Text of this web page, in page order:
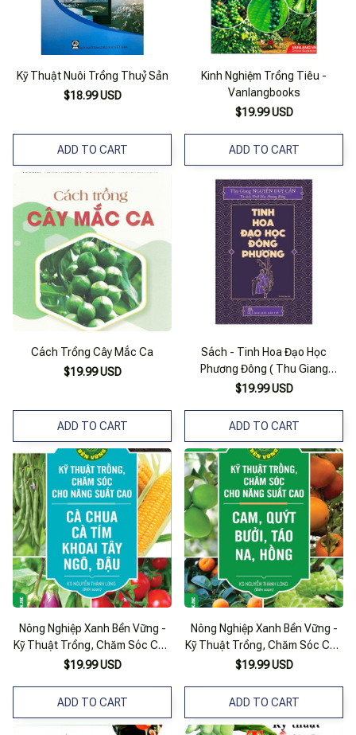
Kỹ Thuật Nuôi Trồng Thuỷ Sản
$18.99 USD
ADD TO CART
Kinh Nghiệm Trồng Tiêu -
Vanlangbooks
$19.99 USD
ADD TO CART
Cách Trồng Cây Mắc Ca
$19.99 USD
ADD TO CART
Sách - Tinh Hoa Đạo Học
Phương Đông ( Thu Giang
Nguyễn Duy Cần ) - Nxb Trẻ
$19.99 USD
ADD TO CART
Nông Nghiệp Xanh Bền Vững -
Kỹ Thuật Trồng, Chăm Sóc Cho
Năng Suất Cao: Cà Chua, Cà
$19.99 USD
ADD TO CART
Nông Nghiệp Xanh Bền Vững -
Kỹ Thuật Trồng, Chăm Sóc Cho
Năng Suất Cao: Cam, Quýt,
$19.99 USD
ADD TO CART